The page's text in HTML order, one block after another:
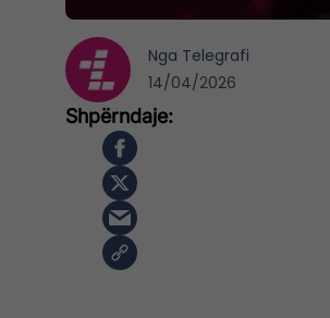
Nga Telegrafi
14/04/2026